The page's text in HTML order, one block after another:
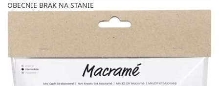
OBECNIE BRAK NA STANIE